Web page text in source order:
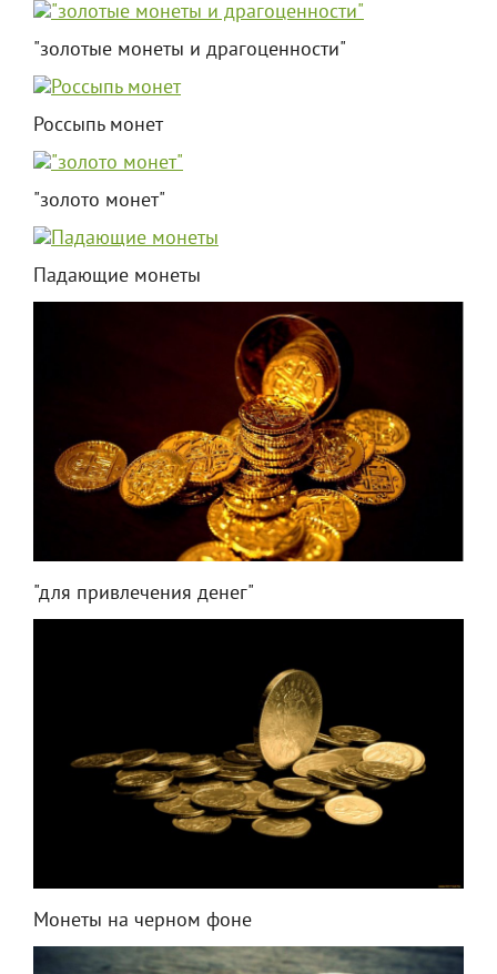
"золотые монеты и драгоценности"
Россыпь монет
"золото монет"
Падающие монеты
"для привлечения денег"
Монеты на черном фоне